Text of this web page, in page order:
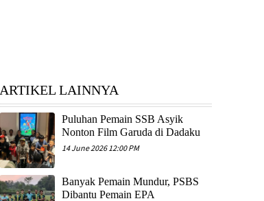
ARTIKEL LAINNYA
Puluhan Pemain SSB Asyik
Nonton Film Garuda di Dadaku
14 June 2026 12:00 PM
Banyak Pemain Mundur, PSBS
Dibantu Pemain EPA